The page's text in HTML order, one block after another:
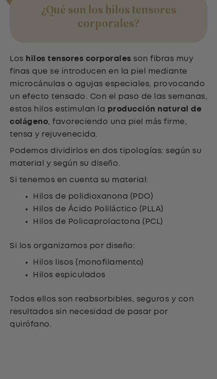
¿Qué son los hilos tensores
corporales?
Los hilos tensores corporales son fibras muy
finas que se introducen en la piel mediante
microcánulas o agujas especiales, provocando
un efecto tensado. Con el paso de las semanas,
estos hilos estimulan la producción natural de
colágeno, favoreciendo una piel más firme,
tensa y rejuvenecida.
Podemos dividirlos en dos tipologías: según su
material y según su diseño.
Si tenemos en cuenta su material:
Hilos de polidioxanona (PDO)
Hilos de Ácido Poliláctico (PLLA)
Hilos de Policaprolactona (PCL)
Si los organizamos por diseño:
Hilos lisos (monofilamento)
Hilos espiculados
Todos ellos son reabsorbibles, seguros y con
resultados sin necesidad de pasar por
quirófano.